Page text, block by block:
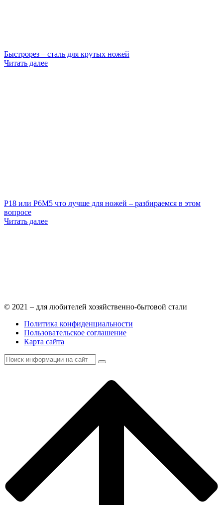
Быстрорез – сталь для крутых ножей
Читать далее
Р18 или Р6М5 что лучше для ножей – разбираемся в этом
вопросе
Читать далее
© 2021 – для любителей хозяйственно-бытовой стали
Политика конфиденциальности
Пользовательское соглашение
Карта сайта